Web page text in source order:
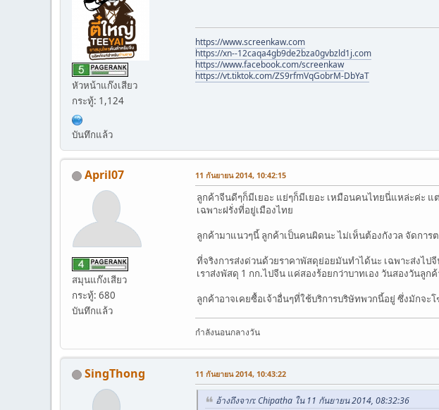
หัวหน้าแก๊งเสียว
กระทู้: 1,124
บันทึกแล้ว
https://www.screenkaw.com
https://xn--12caqa4gb9de2bza0gvbzld1j.com
https://www.facebook.com/screenkaw
https://vt.tiktok.com/ZS9rfmVqGobrM-DbYaT
April07
สมุนแก๊งเสียว
กระทู้: 680
บันทึกแล้ว
11 กันยายน 2014, 10:42:15
ลูกค้าจีนดีๆก็มีเยอะ แย่ๆก็มีเยอะ เหมือนคนไทยนี่แหล่ะค่ะ
เฉพาะฝรั่งที่อยู่เมืองไทย
ลูกค้ามาแนวๆนี้ ลูกค้าเป็นคนผิดนะ ไม่เห็นต้องกังวล จัดการ
ที่จริงการส่งด่วนด้วยราคาพัสดุย่อยมันทำได้นะ เฉพาะส่งไ
เราส่งพัสดุ 1 กก.ไปจีน แค่สองร้อยกว่าบาทเอง วันสองวันลูก
ลูกค้าอาจเคยซื้อเจ้าอื่นๆที่ใช้บริการบริษัทพวกนี้อยู่ ซึ่งมักจ
กำลังนอนกลางวัน
SingThong 11 กันยายน 2014, 10:43:22
อ้างถึงจาก: Chipatha ใน 11 กันยายน 2014, 08:32:36